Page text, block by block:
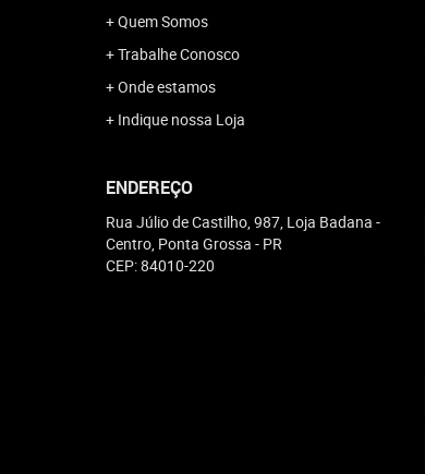
Quem Somos
Trabalhe Conosco
Onde estamos
Indique nossa Loja
ENDEREÇO
Rua Júlio de Castilho, 987, Loja Badana -
Centro, Ponta Grossa - PR
CEP: 84010-220